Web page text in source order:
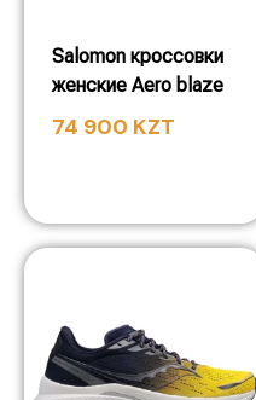
Salomon кроссовки
женские Aero blaze
74 900 KZT